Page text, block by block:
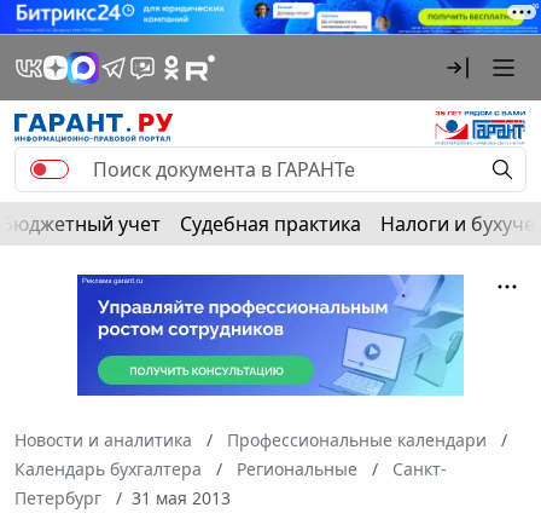
Бюджетный учет Судебная практика Налоги и
Новости и аналитика
Профессиональные календари
Календарь бухгалтера
Региональные
Санкт-
Петербург
31 мая 2013